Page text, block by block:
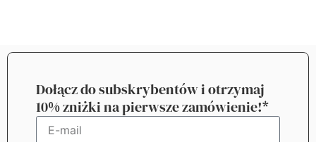
Dołącz do subskrybentów i otrzymaj
10% zniżki na pierwsze zamówienie!*